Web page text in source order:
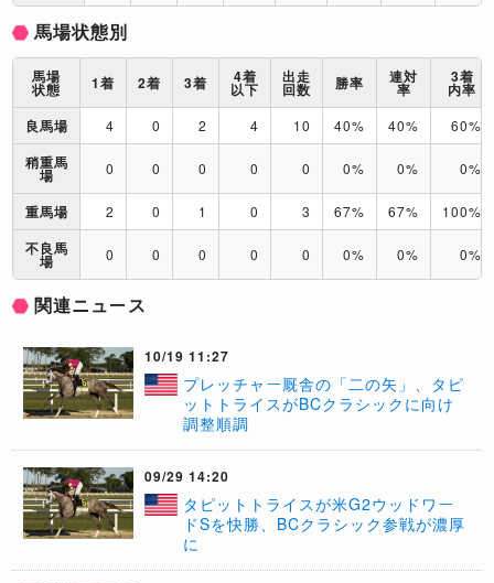
馬場状態別
馬場
状態 1着 2着 3着 4着
以下
出走
回数 勝率 連対
率
3着
内率
良馬場
4 0 2 4 10 40% 40% 60%
稍重馬
場 0 0 0 0 0 0% 0% 0%
重馬場 2 0 1 0 3 67% 67% 100%
不良馬
場 0 0 0 0 0 0% 0% 0%
関連ニュース
10/19 11:27
プレッチャー厩舎の「二の矢」、タピ
ットトライスがBCクラシックに向け
調整順調
09/29 14:20
タピットトライスが米G2ウッドワー
ドSを快勝、BCクラシック参戦が濃厚
に